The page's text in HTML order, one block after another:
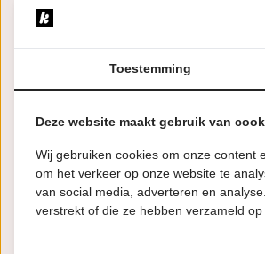
VR
9
VR
16
OKT
20:15 uur
Toestemming
Deze website maakt gebruik van
Wij gebruiken cookies om onze content
om het verkeer op onze website te
van social media, adverteren en
verstrekt of die ze hebben verzameld